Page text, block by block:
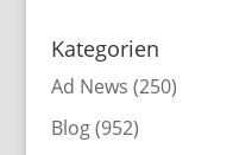
Kategorien
Ad News (250)
Blog(952)